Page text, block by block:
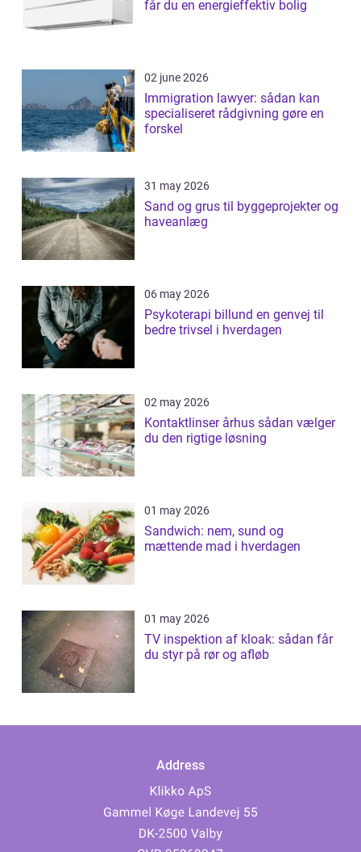
får du en energieffektiv bolig
02 june 2026
Immigration lawyer: sådan kan
specialiseret rådgivning gøre en
forskel
31 may 2026
Sand og grus til byggeprojekter og
haveanlæg
06 may 2026
Psykoterapi billund en genvej til
bedre trivsel i hverdagen
02 may 2026
Kontaktlinser århus sådan vælger
du den rigtige løsning
01 may 2026
Sandwich: nem, sund og
mættende mad i hverdagen
01 may 2026
TV inspektion af kloak: sådan får
du styr på rør og afløb
Address